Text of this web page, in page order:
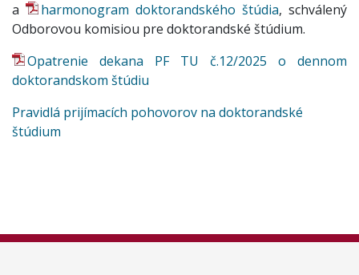
a
harmonogram doktorandského štúdia, schválený
Odborovou komisiou pre doktorandské štúdium.
Opatrenie dekana PF TU č.12/2025 o dennom
doktorandskom štúdiu
Pravidlá prijímacích pohovorov na doktorandské
štúdium